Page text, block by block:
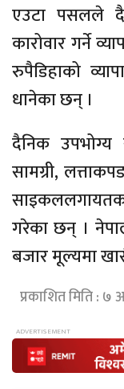
एउटा पसलले
कारोवार गर्ने
रुपैडिहाको
धानेका छन् ।
दैनिक उपभोग्य
सामग्री,
साइकललगायतका
गरेका छन् ।
बजार मूल्यमा
प्रकाशित मिति :